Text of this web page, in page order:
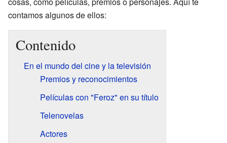
contamos algunos de ellos:
Contenido
En el mundo del cine y la televisión
Premios y reconocimientos
Películas con "Feroz" en su título
Telenovelas
Actores